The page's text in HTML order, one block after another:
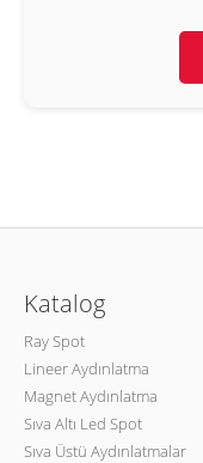
Katalog
Ray Spot
Lineer Aydınlatma
Magnet Aydınlatma
Sıva Altı Led Spot
Sıva Üstü Aydınlatmalar